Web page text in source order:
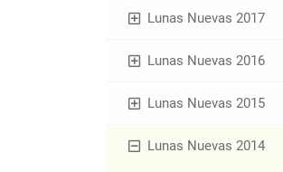
Lunas Nuevas 2017
Lunas Nuevas 2016
Lunas Nuevas 2015
Lunas Nuevas 2014